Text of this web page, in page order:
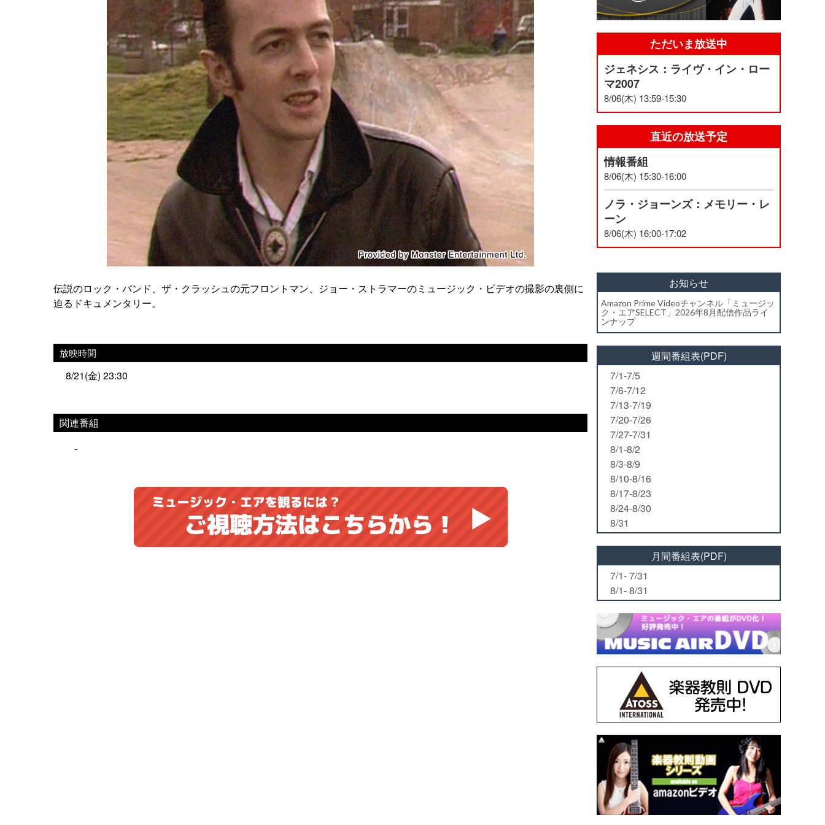
伝説のロック・バンド、ザ・クラッシュの元フロントマン、ジョー・ストラマーのミュージック・ビデオの撮影の裏側に
迫るドキュメンタリー。
放映時間
8/21(金) 23:30
関連番組
-
ただいま放送中
ジェネシス：ライヴ・イン・ロー
マ2007
8/06(木) 13:59-15:30
直近の放送予定
情報番組
8/06(木) 15:30-16:00
ノラ・ジョーンズ：メモリー・レ
ーン
8/06(木) 16:00-17:02
お知らせ
Amazon Prime Videoチャンネル「ミュージッ
ク・エアSELECT」2026年8月配信作品ライ
ンナップ
週間番組表(PDF)
7/1-7/5
7/6-7/12
7/13-7/19
7/20-7/26
7/27-7/31
8/1-8/2
8/3-8/9
8/10-8/16
8/17-8/23
8/24-8/30
8/31
月間番組表(PDF)
7/1- 7/31
8/1- 8/31